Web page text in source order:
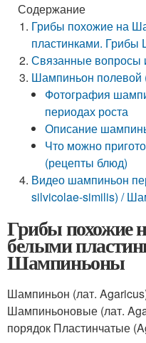
Содержание
Грибы похожие на
пластинками.
Связанные вопросы
Шампиньон полевой
Фотография
периодах роста
Описание
Что можно
(рецепты блюд)
Видео шампиньон
silvicolae-similis) /
Грибы похожие
белыми
Шампиньоны
Шампиньон (лат.
Шампиньоновые (лат.
порядок Пластинчатые